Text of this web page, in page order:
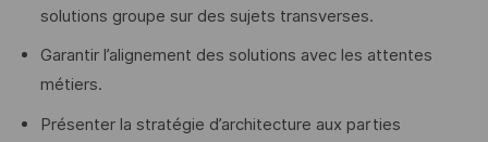
solutions groupe sur des sujets transverses.
Garantir l’alignement des solutions avec les attentes
métiers.
Présenter la stratégie d’architecture aux parties